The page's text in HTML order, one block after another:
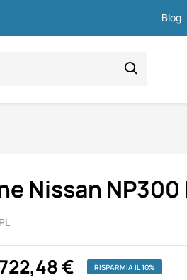
Blog
Nissan
722,48 € RISPARMIA IL 10%